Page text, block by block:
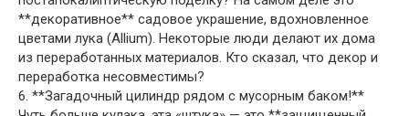
**декоративное** садовое украшение, вдохновленное
цветами лука (Allium). Некоторые люди делают их дома
из переработанных материалов. Кто сказал, что декор и
переработка несовместимы?
6. **Загадочный цилиндр рядом с мусорным баком!**